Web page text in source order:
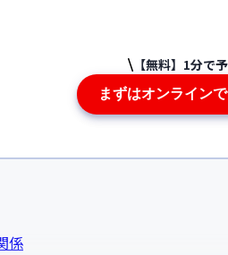
【無料】1分で
まずはオンライン
係